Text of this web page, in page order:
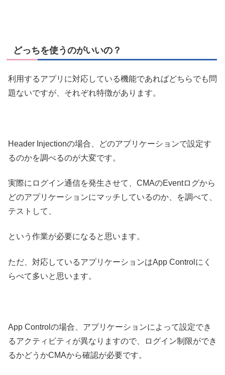
どっちを使うのがいいの？
利用するアプリに対応している機能であればどちらでも問
題ないですが、それぞれ特徴があります。
Header Injectionの場合、どのアプリケーションで設定す
るのかを調べるのが大変です。
実際にログイン通信を発生させて、CMAのEventログから
どのアプリケーションにマッチしているのか、を調べて、
テストして、
という作業が必要になると思います。
ただ、対応しているアプリケーションはApp Controlにく
らべて多いと思います。
App Controlの場合、アプリケーションによって設定でき
るアクティビティが異なりますので、ログイン制限ができ
るかどうかCMAから確認が必要です。